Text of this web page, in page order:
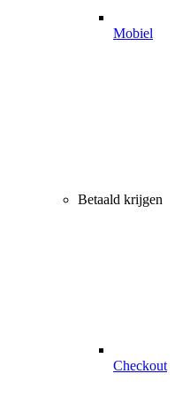
Mobiel
Betaald krijgen
Checkout